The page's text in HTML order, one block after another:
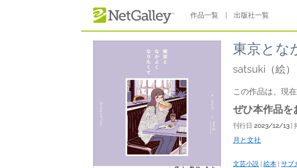
作品一覧 出版社一覧
東京とな
satsuki（絵
この作品は、現
ぜひ本作品を
刊行日 2023/12/13 |
月と文社
文芸小説 絵本 サブ